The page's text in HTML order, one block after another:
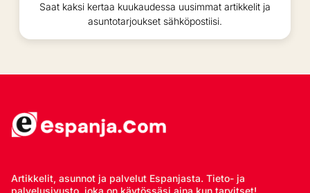
Saat kaksi kertaa kuukaudessa uusimmat artikkelit ja
asuntotarjoukset sähköpostiisi.
Artikkelit, asunnot ja palvelut Espanjasta. Tieto- ja
palvelusivusto, joka on käytössäsi aina kun tarvitset!